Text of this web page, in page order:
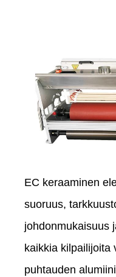
EC keraaminen
suoruus,
johdonmukaisuus
kaikkia kilpailijoita
puhtauden